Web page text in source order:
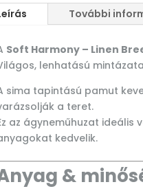
További
Soft Harmony – Linen
lenhatású
sima tapintású pamut
a teret.
az ágyneműhuzat
kedvelik.
&